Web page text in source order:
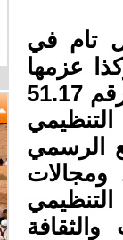
تام في
عزمها
المضي قدما في تنزيل مقتضيات القانون الإطار رقم 51.17
الرسمي
ومجالات
والثقافة